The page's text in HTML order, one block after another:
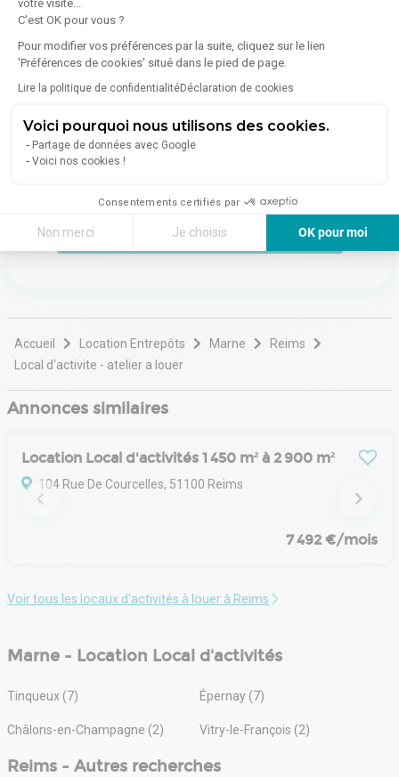
votre visite...
C'est OK pour vous ?
Pour modifier vos préférences par la suite, cliquez sur le lien
'Préférences de cookies' situé dans le pied de page.
Lire la politique de confidentialitéDéclaration de cookies
Voici pourquoi nous utilisons des cookies.
Partage de données avec Google
Voici nos cookies !
Consentements certifiés par
Non merci Je choisis
OK pour moi
11 Bis Rue Capitaine Georges Madon
Voir toutes les annonces de l'agence
Impact représente le groupe CBRE, N°1 mondial du
Bourgogne et de la Champagne.
Une équipe composée de 7 consultants qui apportent
tertiaire, industriel, commercial ou investissement),
Avoir plus d'informations sur le bien
Accueil Location Entrepôts Marne
Reims
Local d'activite - atelier a louer
Annonces similaires
Location Local d'activités 1 450 m² à 2 900 m²
104 Rue De Courcelles, 51100 Reims
7 492 €/mois
Voir tous les locaux d'activités à louer à Reims
Marne - Location Local d'activités
Tinqueux (7) Épernay (7)
Châlons-en-Champagne (2) Vitry-le-François (2)
Reims - Autres recherches